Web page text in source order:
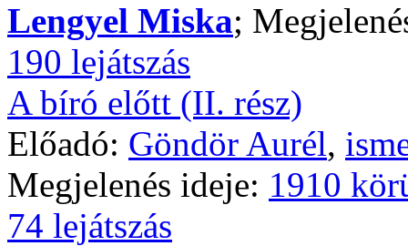
Lengyel Miska;
190 lejátszás
A bíró előtt (II. rész)
Előadó: Göndör Aurél,
Megjelenés ideje: 1910
74 lejátszás